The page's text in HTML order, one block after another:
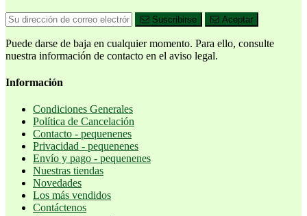
Suscribirse Aceptar
Puede darse de baja en cualquier momento. Para ello, consulte
nuestra información de contacto en el aviso legal.
Información
Condiciones Generales
Política de Cancelación
Contacto - pequenenes
Privacidad - pequenenes
Envío y pago - pequenenes
Nuestras tiendas
Novedades
Los más vendidos
Contáctenos